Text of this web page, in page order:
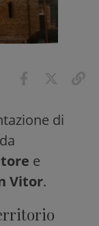
di
e
Vitor.